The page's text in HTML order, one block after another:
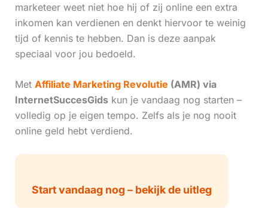
marketeer weet niet hoe hij of zij online een extra
inkomen kan verdienen en denkt hiervoor te weinig
tijd of kennis te hebben. Dan is deze aanpak
speciaal voor jou bedoeld.
Met Affiliate Marketing Revolutie (AMR) via
InternetSuccesGidskun je vandaag nog starten –
volledig op je eigen tempo. Zelfs als je nog nooit
online geld hebt verdiend.
Start vandaag nog – bekijk de uitleg